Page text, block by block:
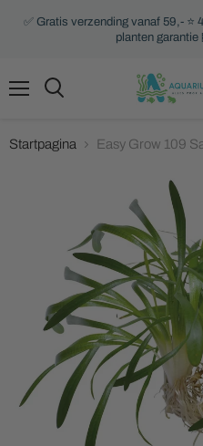
✅ Gratis verzending vanaf 59,-
planten
Startpagina Easy Grow 109